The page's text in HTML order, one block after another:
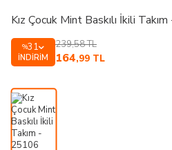
Kız Çocuk Mint Baskılı İkili
%31
İNDIRIM
239,58TL
164,99 TL